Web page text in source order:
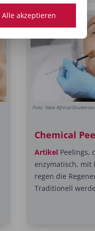
Foto: New Africa/
Chemical
ArtikelPeelings,
enzymatisch, mit
regen die
Traditionell
Alle akzeptieren